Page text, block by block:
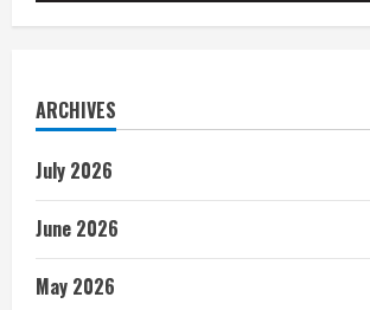
ARCHIVES
July 2026
June 2026
May 2026